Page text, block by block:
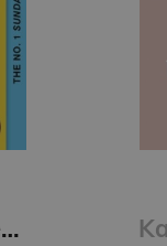
What's Your Dream? : Find Your Passion. Love Your Work. Build a Richer Life.